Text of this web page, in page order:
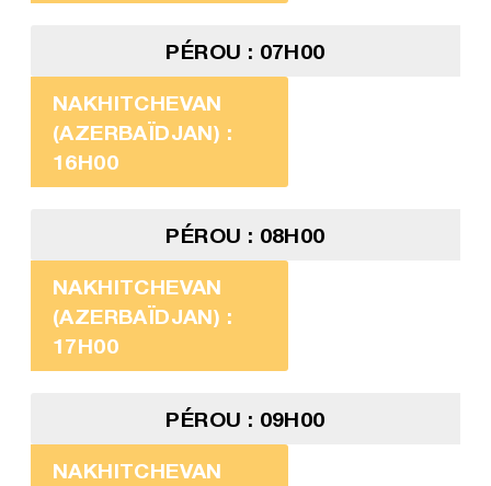
PÉROU : 07H00
NAKHITCHEVAN
(AZERBAÏDJAN) :
16H00
PÉROU : 08H00
NAKHITCHEVAN
(AZERBAÏDJAN) :
17H00
PÉROU : 09H00
NAKHITCHEVAN